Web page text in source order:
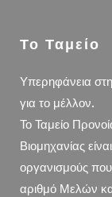
Το Ταμείο
Υπερηφάνεια
για το μέλλον.
Το Ταμείο
Βιομηχανίας
οργανισμούς
αριθμό Μελών